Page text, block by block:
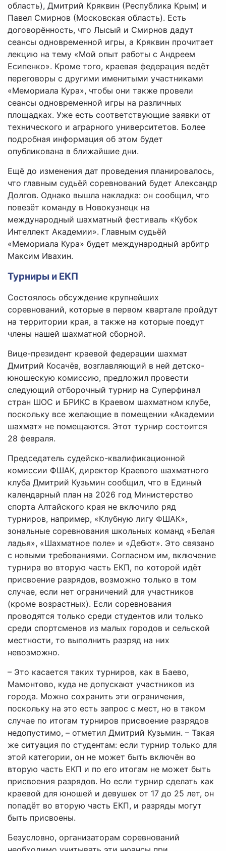
область), Дмитрий Кряквин (Республика Крым) и
Павел Смирнов (Московская область). Есть
договорённость, что Лысый и Смирнов дадут
сеансы одновременной игры, а Кряквин прочитает
лекцию на тему «Мой опыт работы с Андреем
Есипенко». Кроме того, краевая федерация ведёт
переговоры с другими именитыми участниками
«Мемориала Кура», чтобы они также провели
сеансы одновременной игры на различных
площадках. Уже есть соответствующие заявки от
технического и аграрного университетов. Более
подробная информация об этом будет
опубликована в ближайшие дни.
Ещё до изменения дат проведения планировалось,
что главным судьёй соревнований будет Александр
Долгов. Однако вышла накладка: он сообщил, что
повезёт команду в Новокузнецк на
международный шахматный фестиваль «Кубок
Интеллект Академии». Главным судьёй
«Мемориала Кура» будет международный арбитр
Максим Ивахин.
Турниры и ЕКП
Состоялось обсуждение крупнейших
соревнований, которые в первом квартале пройдут
на территории края, а также на которые поедут
члены нашей шахматной сборной.
Вице-президент краевой федерации шахмат
Дмитрий Косачёв, возглавляющий в ней детско-
юношескую комиссию, предложил провести
следующий отборочный турнир на Суперфинал
стран ШОС и БРИКС в Краевом шахматном клубе,
поскольку все желающие в помещении «Академии
шахмат» не помещаются. Этот турнир состоится
28 февраля.
Председатель судейско-квалификационной
комиссии ФШАК, директор Краевого шахматного
клуба Дмитрий Кузьмин сообщил, что в Единый
календарный план на 2026 год Министерство
спорта Алтайского края не включило ряд
турниров, например, «Клубную лигу ФШАК»,
зональные соревнования школьных команд «Белая
ладья», «Шахматное поле» и «Дебют». Это связано
с новыми требованиями. Согласном им, включение
турнира во вторую часть ЕКП, по которой идёт
присвоение разрядов, возможно только в том
случае, если нет ограничений для участников
(кроме возрастных). Если соревнования
проводятся только среди студентов или только
среди спортсменов из малых городов и сельской
местности, то выполнить разряд на них
невозможно.
– Это касается таких турниров, как в Баево,
Мамонтово, куда не допускают участников из
города. Можно сохранить эти ограничения,
поскольку на это есть запрос с мест, но в таком
случае по итогам турниров присвоение разрядов
недопустимо, – отметил Дмитрий Кузьмин. – Такая
же ситуация по студентам: если турнир только для
этой категории, он не может быть включён во
вторую часть ЕКП и по его итогам не может быть
присвоения разрядов. Но если турнир сделать как
краевой для юношей и девушек от 17 до 25 лет, он
попадёт во вторую часть ЕКП, и разряды могут
быть присвоены.
Безусловно, организаторам соревнований